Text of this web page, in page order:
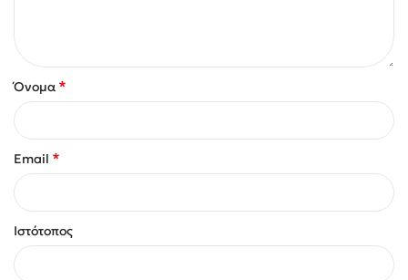
Όνομα *
Email *
Ιστότοπος